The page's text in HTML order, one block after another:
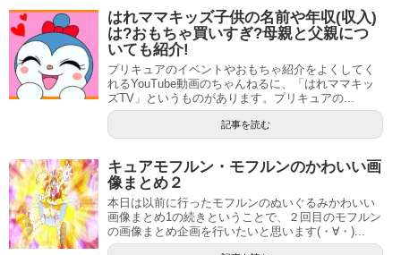
はれママキッズ子供の名前や年収(収入)
は?おもちゃ買いすぎ?母親と父親につ
いても紹介!
プリキュアのイベントやおもちゃ紹介をよくしてく
れるYouTube動画のちゃんねるに、「はれママキッ
ズTV」というものがあります。プリキュアの...
記事を読む
キュアモフルン・モフルンのかわいい画
像まとめ２
本日は以前に行ったモフルンのぬいぐるみかわいい
画像まとめ1の続きということで、２回目のモフルン
の画像まとめ企画を行いたいと思います(・∀・)...